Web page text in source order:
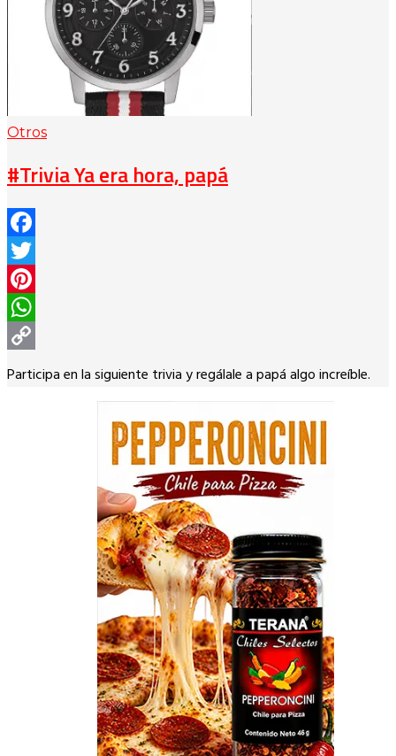
Otros
#Trivia Ya era hora, papá
Facebook
Twitter
Pinterest
WhatsApp
Copy
Participa en la siguiente trivia y regálale a papá algo increíble.